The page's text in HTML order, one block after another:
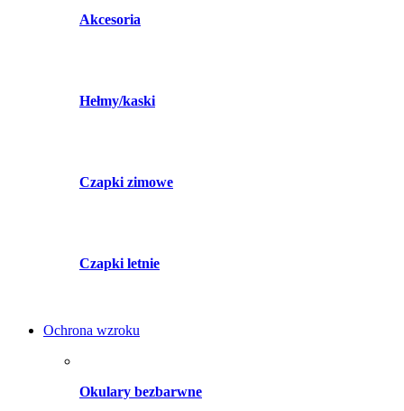
Akcesoria
Hełmy/kaski
Czapki zimowe
Czapki letnie
Ochrona wzroku
Okulary bezbarwne